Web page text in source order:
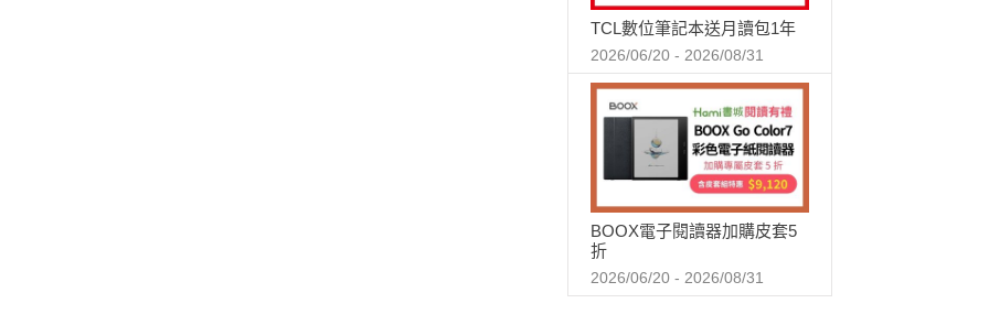
TCL數位筆記本送月讀包1年
2026/06/20 - 2026/08/31
BOOX電子閱讀器加購皮套5
折
2026/06/20 - 2026/08/31